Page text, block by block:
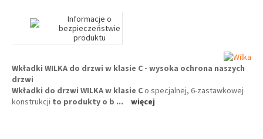
Informacje o
bezpieczeństwie
produktu
Wkładki WILKA do drzwi w klasie C - wysoka ochrona naszych
drzwi
Wkładki do drzwi WILKA w klasie Co specjalnej, 6-zastawkowej
konstrukcji to produkty o b ... więcej